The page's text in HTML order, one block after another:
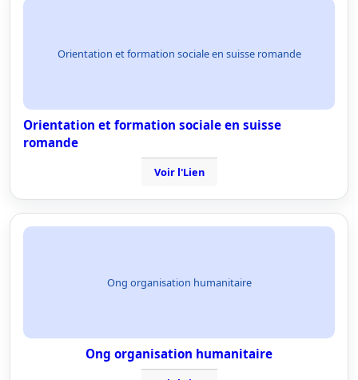
Orientation et formation sociale en suisse romande
Orientation et formation sociale en suisse
romande
Voir l'Lien
Ong organisation humanitaire
Ong organisation humanitaire